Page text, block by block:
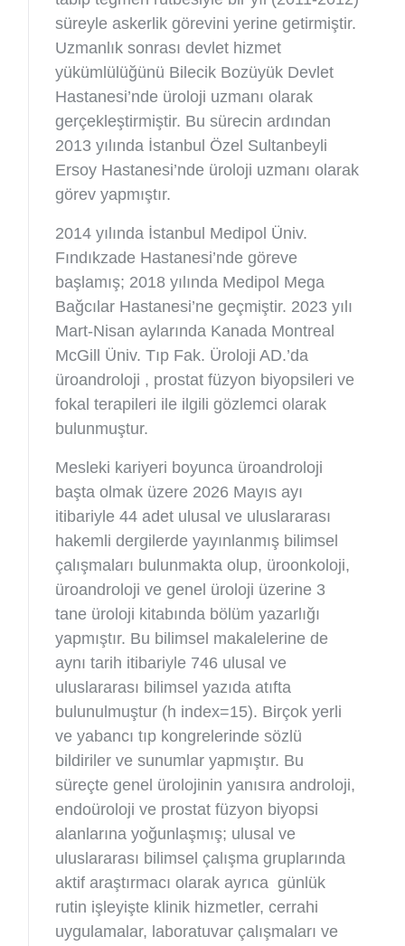
süreyle askerlik görevini yerine getirmiştir.
Uzmanlık sonrası devlet hizmet
yükümlülüğünü Bilecik Bozüyük Devlet
Hastanesi’nde üroloji uzmanı olarak
gerçekleştirmiştir. Bu sürecin ardından
2013 yılında İstanbul Özel Sultanbeyli
Ersoy Hastanesi’nde üroloji uzmanı olarak
görev yapmıştır.
2014 yılında İstanbul Medipol Üniv.
Fındıkzade Hastanesi’nde göreve
başlamış; 2018 yılında Medipol Mega
Bağcılar Hastanesi’ne geçmiştir. 2023 yılı
Mart-Nisan aylarında Kanada Montreal
McGill Üniv. Tıp Fak. Üroloji AD.’da
üroandroloji , prostat füzyon biyopsileri ve
fokal terapileri ile ilgili gözlemci olarak
bulunmuştur.
Mesleki kariyeri boyunca üroandroloji
başta olmak üzere 2026 Mayıs ayı
itibariyle 44 adet ulusal ve uluslararası
hakemli dergilerde yayınlanmış bilimsel
çalışmaları bulunmakta olup, üroonkoloji,
üroandroloji ve genel üroloji üzerine 3
tane üroloji kitabında bölüm yazarlığı
yapmıştır. Bu bilimsel makalelerine de
aynı tarih itibariyle 746 ulusal ve
uluslararası bilimsel yazıda atıfta
bulunulmuştur (h index=15). Birçok yerli
ve yabancı tıp kongrelerinde sözlü
bildiriler ve sunumlar yapmıştır. Bu
süreçte genel ürolojinin yanısıra androloji,
endoüroloji ve prostat füzyon biyopsi
alanlarına yoğunlaşmış; ulusal ve
uluslararası bilimsel çalışma gruplarında
aktif araştırmacı olarak ayrıca günlük
rutin işleyişte klinik hizmetler, cerrahi
uygulamalar, laboratuvar çalışmaları ve